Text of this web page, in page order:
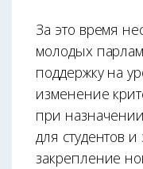
За это время
молодых
поддержку на
изменение
при
для студентов
закрепление